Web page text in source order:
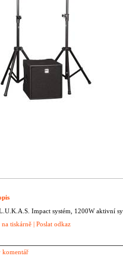
Impact systém, 1200W aktivní
tiskárně | Poslat odkaz